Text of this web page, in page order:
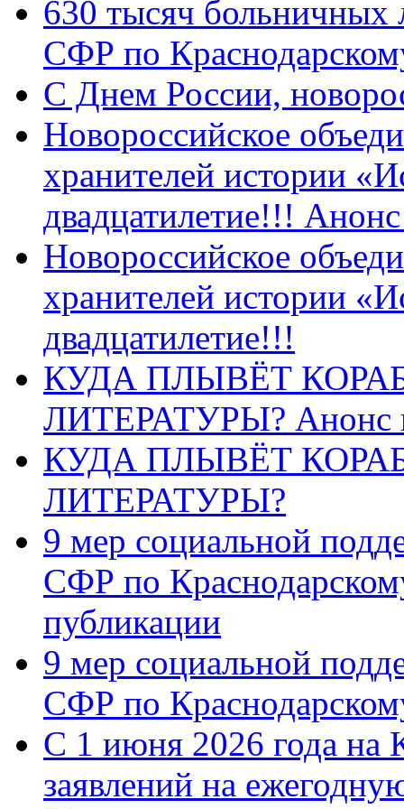
630 тысяч больничных
СФР по
C Днем России,
Новороссийское
хранителей истории
двадцатилетие!!!
Новороссийское
хранителей истории
двадцатилетие!!!
КУДА ПЛЫВЁТ
ЛИТЕРАТУРЫ? Анонс
КУДА ПЛЫВЁТ
ЛИТЕРАТУРЫ?
9 мер социальной
СФР по
публикации
9 мер социальной
СФР по
С 1 июня 2026 года на
заявлений на